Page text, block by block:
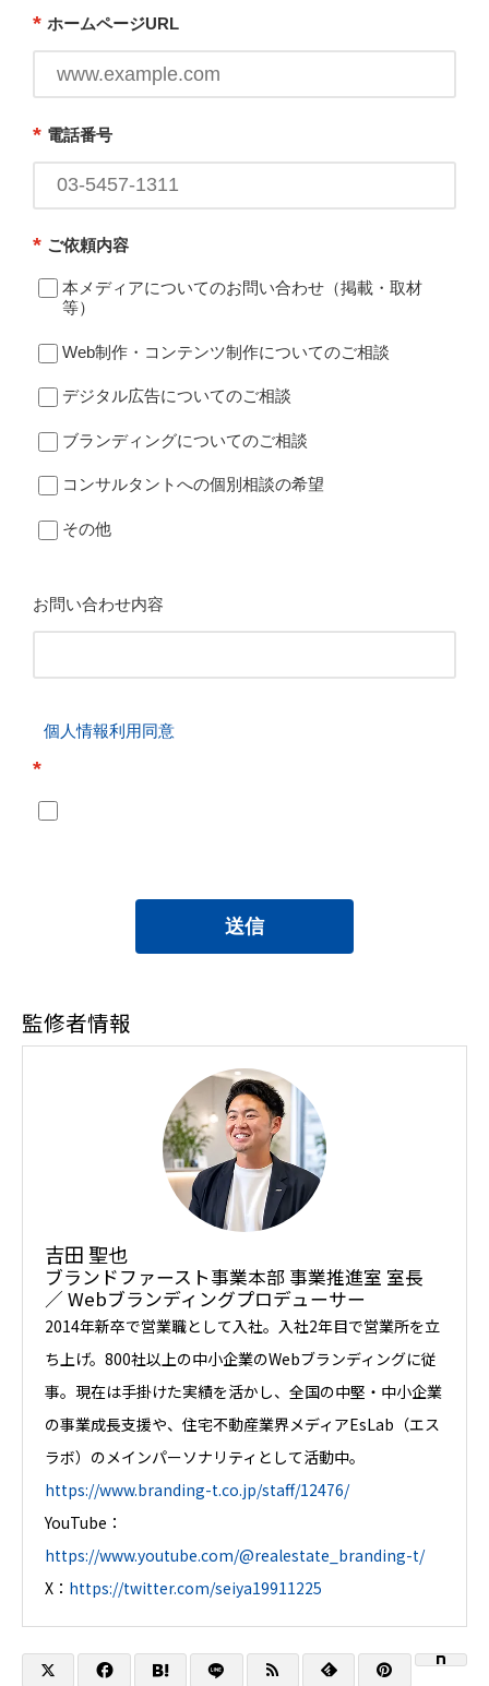
* ホームページURL
* 電話番号
* ご依頼内容
本メディアについてのお問い合わせ（掲載・取材
等）
Web制作・コンテンツ制作についてのご相談
デジタル広告についてのご相談
ブランディングについてのご相談
コンサルタントへの個別相談の希望
その他
お問い合わせ内容
個人情報利用同意
*
送信
監修者情報
吉田 聖也
ブランドファースト事業本部 事業推進室 室長
／ Webブランディングプロデューサー
2014年新卒で営業職として入社。入社2年目で営業所を立
ち上げ。800社以上の中小企業のWebブランディングに従
事。現在は手掛けた実績を活かし、全国の中堅・中小企業
の事業成長支援や、住宅不動産業界メディアEsLab（エス
ラボ）のメインパーソナリティとして活動中。
https://www.branding-t.co.jp/staff/12476/
YouTube：
https://www.youtube.com/@realestate_branding-t/
X： https://twitter.com/seiya19911225